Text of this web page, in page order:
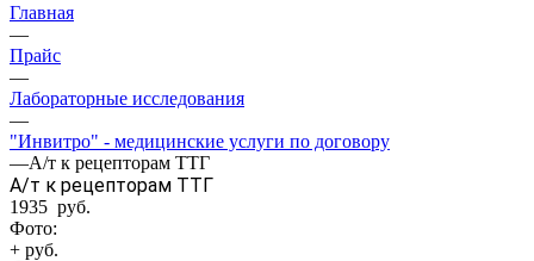
Главная
—
Прайс
—
Лабораторные исследования
—
"Инвитро" - медицинские услуги по договору
—А/т к рецепторам ТТГ
А/т к рецепторам ТТГ
1935 руб.
Фото:
+ руб.